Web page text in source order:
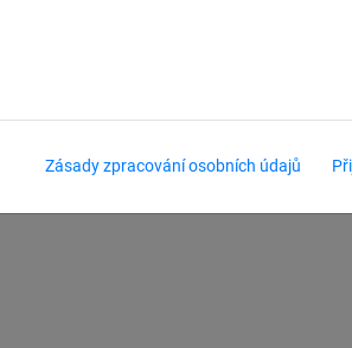
Zásady zpracování osobních údajů